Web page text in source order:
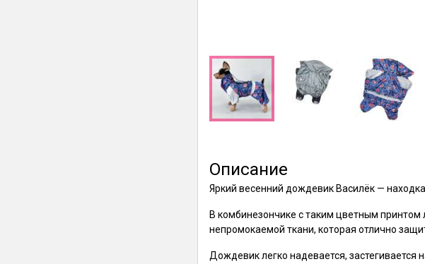
Описание
Яркий весенний дождевик Василёк —
В комбинезончике с таким цветным принтом
непромокаемой ткани, которая отлично
Дождевик легко надевается, застегивается